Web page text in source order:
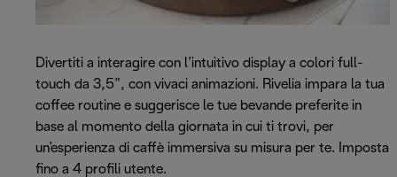
Divertiti a interagire con l’intuitivo display a colori full-
touch da 3,5”, con vivaci animazioni. Rivelia impara la tua
coffee routine e suggerisce le tue bevande preferite in
base al momento della giornata in cui ti trovi, per
un’esperienza di caffè immersiva su misura per te. Imposta
fino a 4 profili utente.